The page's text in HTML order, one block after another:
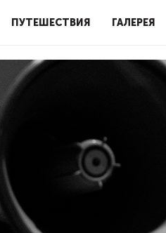
ПУТЕШЕСТВИЯ ГАЛЕРЕЯ